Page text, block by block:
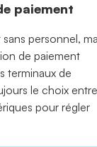
paiement
personnel,
de paiement
terminaux de
le choix entre
pour régler